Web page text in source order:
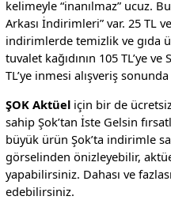
kelimeyle “inanılmaz” ucuz.
Arkası İndirimleri” var. 25 TL
indirimlerde temizlik ve gıda
tuvalet kağıdının 105 TL’ye
TL’ye inmesi alışveriş
ŞOK Aktüeliçin bir de
sahip Şok’tan İste Gelsin
büyük ürün Şok’ta indirimle
görselinden önizleyebilir,
yapabilirsiniz. Dahası ve
edebilirsiniz.